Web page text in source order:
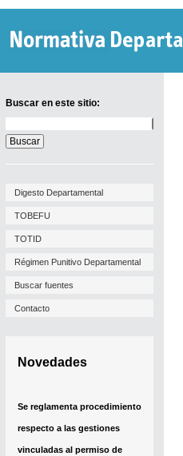
Buscar en este sitio:
en
este
sitio:
Digesto Departamental
TOBEFU
TOTID
Régimen Punitivo Departamental
Buscar fuentes
Contacto
Novedades